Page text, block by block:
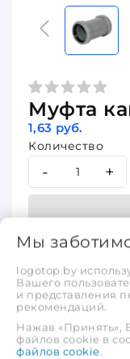
Муфта
1,63 руб.
Количество
- +
Добавить
в избранное
Добавить
в сравнение
Мы
logotop.by
Вашего
и представления
рекомендаций.
Нажав «Принять»,
файлов cookie в
файлов cookie.